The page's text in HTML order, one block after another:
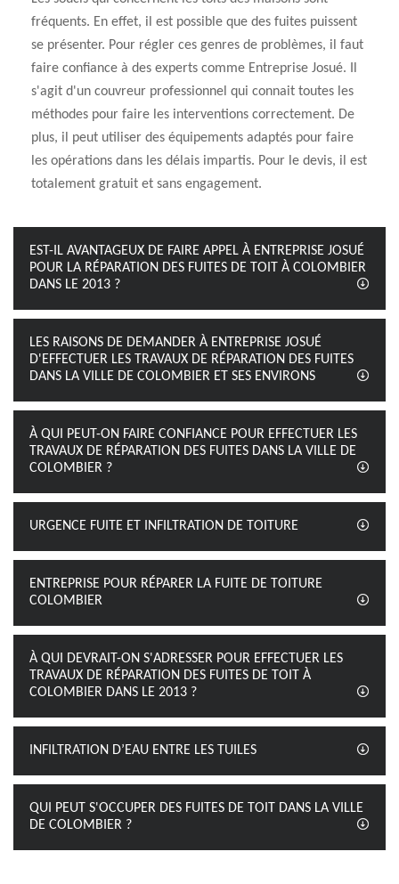
fréquents. En effet, il est possible que des fuites puissent
se présenter. Pour régler ces genres de problèmes, il faut
faire confiance à des experts comme Entreprise Josué. Il
s'agit d'un couvreur professionnel qui connait toutes les
méthodes pour faire les interventions correctement. De
plus, il peut utiliser des équipements adaptés pour faire
les opérations dans les délais impartis. Pour le devis, il est
totalement gratuit et sans engagement.
EST-IL AVANTAGEUX DE FAIRE APPEL À ENTREPRISE JOSUÉ
POUR LA RÉPARATION DES FUITES DE TOIT À COLOMBIER
DANS LE 2013 ?
LES RAISONS DE DEMANDER À ENTREPRISE JOSUÉ
D'EFFECTUER LES TRAVAUX DE RÉPARATION DES FUITES
DANS LA VILLE DE COLOMBIER ET SES ENVIRONS
À QUI PEUT-ON FAIRE CONFIANCE POUR EFFECTUER LES
TRAVAUX DE RÉPARATION DES FUITES DANS LA VILLE DE
COLOMBIER ?
URGENCE FUITE ET INFILTRATION DE TOITURE
ENTREPRISE POUR RÉPARER LA FUITE DE TOITURE
COLOMBIER
À QUI DEVRAIT-ON S'ADRESSER POUR EFFECTUER LES
TRAVAUX DE RÉPARATION DES FUITES DE TOIT À
COLOMBIER DANS LE 2013 ?
INFILTRATION D’EAU ENTRE LES TUILES
QUI PEUT S'OCCUPER DES FUITES DE TOIT DANS LA VILLE
DE COLOMBIER ?